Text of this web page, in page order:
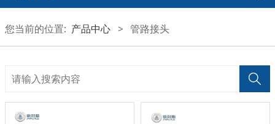
您当前的位置: 产品中心 > 管路接头